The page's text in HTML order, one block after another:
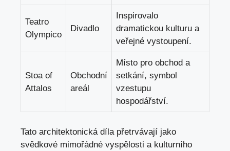
Teatro
Olympico
Divadlo
Inspirovalo
dramatickou kulturu a
veřejné vystoupení.
Stoa of
Attalos
Obchodní
areál
Místo pro obchod a
setkání, symbol
vzestupu
hospodářství.
Tato architektonická díla přetrvávají jako
svědkové mimořádné vyspělosti a‌ kulturního